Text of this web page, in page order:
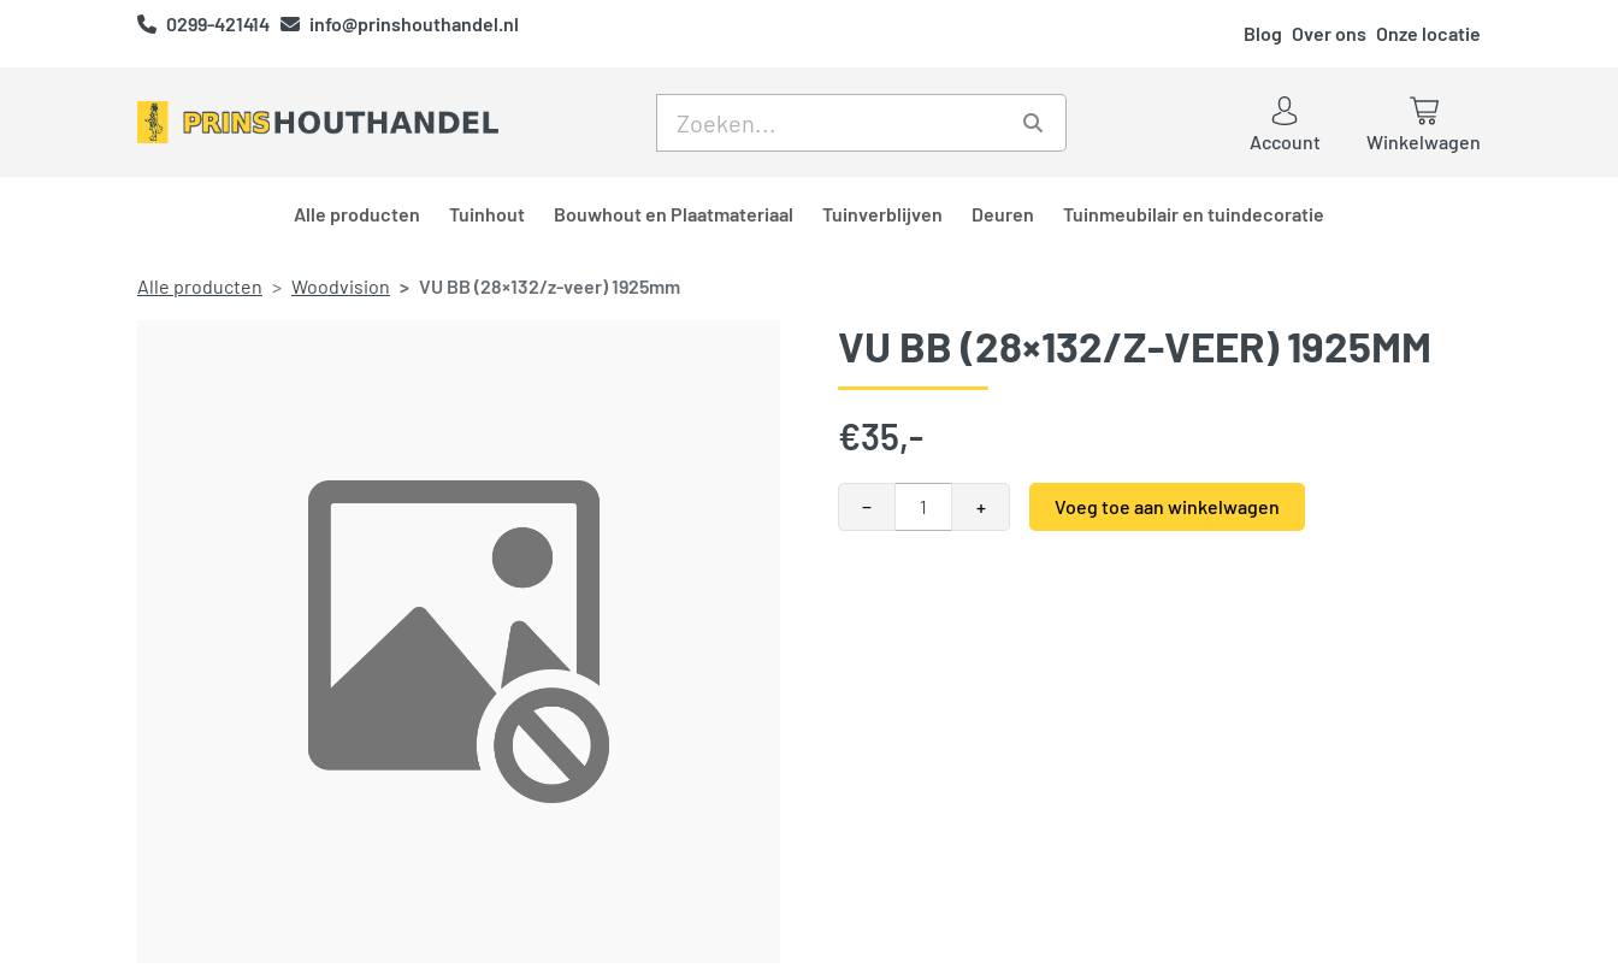
0299-421414 info@prinshouthandel.nl Blog Over ons Onze locatie
Account
Winkelwagen
Alle producten Tuinhout Bouwhout en Plaatmateriaal Tuinverblijven Deuren Tuinmeubilair en tuindecoratie
Alle producten Woodvision VU BB (28×132/z-veer) 1925mm
VU BB (28×132/Z-VEER) 1925MM
€35,-
−
VU BB (28x132/z-veer) 1925mm aantal
+
Voeg toe aan winkelwagen